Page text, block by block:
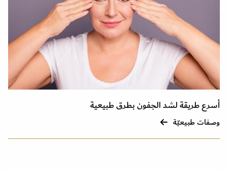
أسرع طريقة لشد الجفون بطرق طبيعية
وصفات طبيعيّة